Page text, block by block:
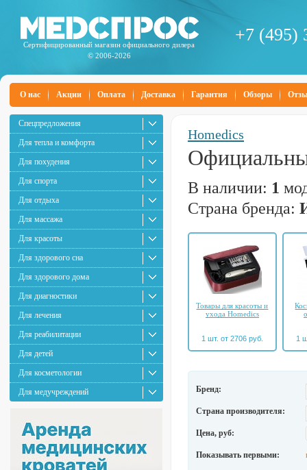
Сертифицированный магазин официального дилера
© 2006-2026
+7 (495)
О нас Акции Оплата Доставка Гарантия Обзоры
Спецпредложения
Для тепла и комфорта
Для похудения
Для спорта
Для отдыха
Для массажа
Для красоты
Для здорового сна
Для здорового дома
Для диагностики
Для лечения
Для реабилитации
Для детей
Для косметологии
Для медучреждений
Homedics
В наличии: 1
Страна бренда:
Товары для красоты и
ухода Homedics
1 шт. от 2706 руб. 1
Бренд:
Страна производителя:
Цена, руб:
Показывать первыми: